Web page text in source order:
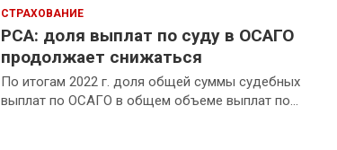
СТРАХОВАНИЕ
РСА: доля выплат по суду в ОСАГО
продолжает снижаться
По итогам 2022 г. доля общей суммы судебных
выплат по ОСАГО в общем объеме выплат по…